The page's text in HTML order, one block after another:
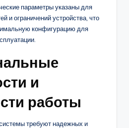
параметры указаны для
и ограничений устройства, что
конфигурацию для
и
работы
требуют надежных и